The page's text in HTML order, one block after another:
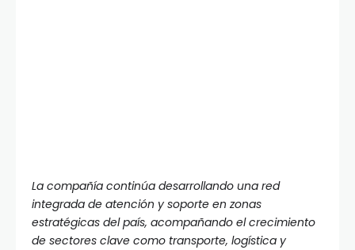
La compañía continúa desarrollando una red
integrada de atención y soporte en zonas
estratégicas del país, acompañando el crecimiento
de sectores clave como transporte, logística y